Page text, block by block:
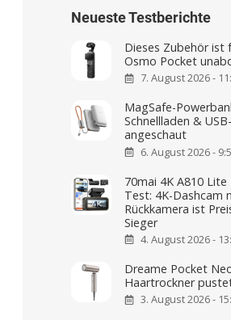
Neueste Testberichte
Dieses Zubehör ist
Osmo Pocket
7. August 2026 -
MagSafe-
Schnellladen &
angeschaut
6. August 2026 -
70mai 4K A810
Test: 4K-Dashcam
Rückkamera ist
Sieger
4. August 2026 -
Dreame Pocket
Haartrockner
3. August 2026 -